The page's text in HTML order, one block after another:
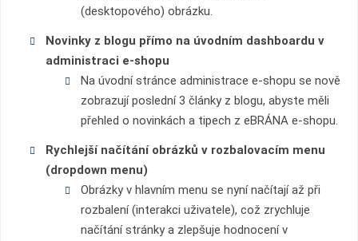
(desktopového) obrázku.
Novinky z blogu přímo na úvodním dashboardu v
administraci e-shopu
Na úvodní stránce administrace e-shopu se nově
zobrazují poslední 3 články z blogu, abyste měli
přehled o novinkách a tipech z eBRÁNA e-shopu.
Rychlejší načítání obrázků v rozbalovacím menu
(dropdown menu)
Obrázky v hlavním menu se nyní načítají až při
rozbalení (interakci uživatele), což zrychluje
načítání stránky a zlepšuje hodnocení v